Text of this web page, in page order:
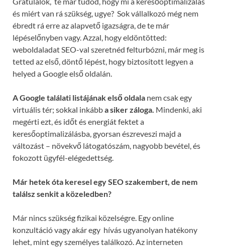
és miért van rá szükség, ugye? Sok vállalkozó még nem
ébredt rá erre az alapvető igazságra, de te már
lépéselőnyben vagy. Azzal, hogy eldöntötted:
weboldaladat SEO-val szeretnéd felturbózni, már meg is
tetted az első, döntő lépést, hogy biztosított legyen a
helyed a Google első oldalán.
A Google találati listájának első oldala nem csak egy
virtuális tér; sokkal inkábba siker záloga. Mindenki, aki
megérti ezt, és időt és energiát fektet a
keresőoptimalizálásba, gyorsan észreveszi majd a
változást – növekvő látogatószám, nagyobb bevétel, és
fokozott ügyfél-elégedettség.
Már hetek óta keresel egy SEO szakembert, de nem
találsz senkit a közeledben?
Már nincs szükség fizikai közelségre. Egy online
konzultáció vagy akár egy hívás ugyanolyan hatékony
lehet, mint egy személyes találkozó. Az interneten